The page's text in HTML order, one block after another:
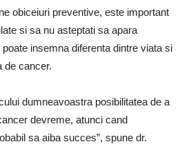
obiceiuri preventive, este important
si sa nu asteptati sa apara
insemna diferenta dintre viata si
de cancer.
dumneavoastra posibilitatea de a
devreme, atunci cand
sa aiba succes”, spune dr.